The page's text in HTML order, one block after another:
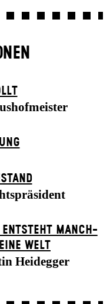
MANCH­
WELT
Heidegger